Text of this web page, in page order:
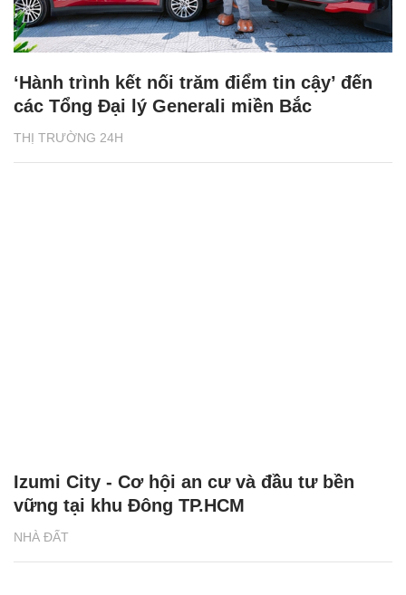
THỊ TRƯỜNG 24H
‘Hành trình kết nối trăm điểm tin cậy’ đến
các Tổng Đại lý Generali miền Bắc
NHÀ ĐẤT
Izumi City - Cơ hội an cư và đầu tư bền
vững tại khu Đông TP.HCM